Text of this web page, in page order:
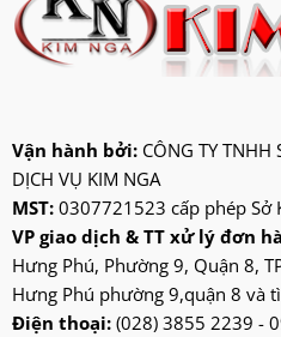
jatec
jiplai
kangaroo
kangen
kdk
ktp
lifan
Mitsubishi
Vận hành bởi: CÔNG TY TNHH
DỊCH VỤ KIM NGA
MST: 0307721523 cấp phép Sở
VP giao dịch & TT xử lý đơn
Hưng Phú, Phường 9, Quận 8,
Hưng Phú phường 9,quận 8 và
Điện thoại: (028) 3855 2239 -